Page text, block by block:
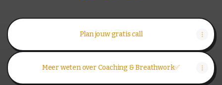
Plan jouw gratis call
Meer weten over Coaching & Breathwork✅️